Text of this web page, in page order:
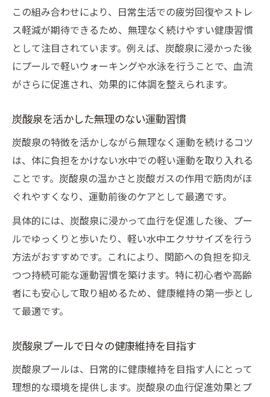
この組み合わせにより、日常生活での疲労回復やストレ
ス軽減が期待できるため、無理なく続けやすい健康習慣
として注目されています。例えば、炭酸泉に浸かった後
にプールで軽いウォーキングや水泳を行うことで、血流
がさらに促進され、効果的に体調を整えられます。
炭酸泉を活かした無理のない運動習慣
炭酸泉の特徴を活かしながら無理なく運動を続けるコツ
は、体に負担をかけない水中での軽い運動を取り入れる
ことです。炭酸泉の温かさと炭酸ガスの作用で筋肉がほ
ぐれやすくなり、運動前後のケアとして最適です。
具体的には、炭酸泉に浸かって血行を促進した後、プー
ルでゆっくりと歩いたり、軽い水中エクササイズを行う
方法がおすすめです。これにより、関節への負担を抑え
つつ持続可能な運動習慣を築けます。特に初心者や高齢
者にも安心して取り組めるため、健康維持の第一歩とし
て最適です。
炭酸泉プールで日々の健康維持を目指す
炭酸泉プールは、日常的に健康維持を目指す人にとって
理想的な環境を提供します。炭酸泉の血行促進効果とプ